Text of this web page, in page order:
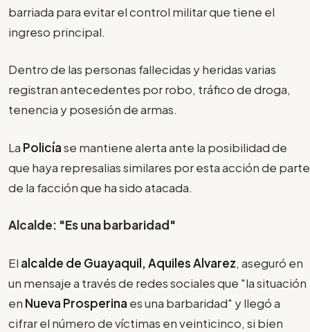
barriada para evitar el control militar que tiene el
ingreso principal.
Dentro de las personas fallecidas y heridas varias
registran antecedentes por robo, tráfico de droga,
tenencia y posesión de armas.
La Policíase mantiene alerta ante la posibilidad de
que haya represalias similares por esta acción de parte
de la facción que ha sido atacada.
Alcalde: "Es una barbaridad"
El alcalde de Guayaquil, Aquiles Alvarez, aseguró en
un mensaje a través de redes sociales que "la situación
en Nueva Prosperina es una barbaridad" y llegó a
cifrar el número de víctimas en veinticinco, si bien